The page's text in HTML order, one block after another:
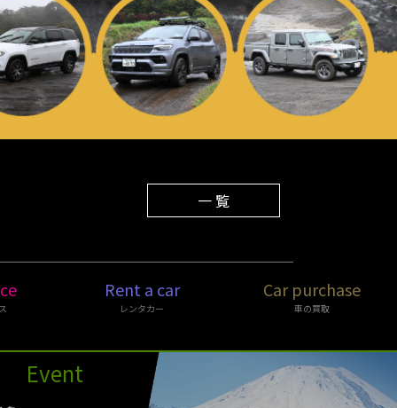
2025.12.01 年末年始休業のご案内
一 覧
Rent a car
レンタカー
Car purchase
車の買取
Event